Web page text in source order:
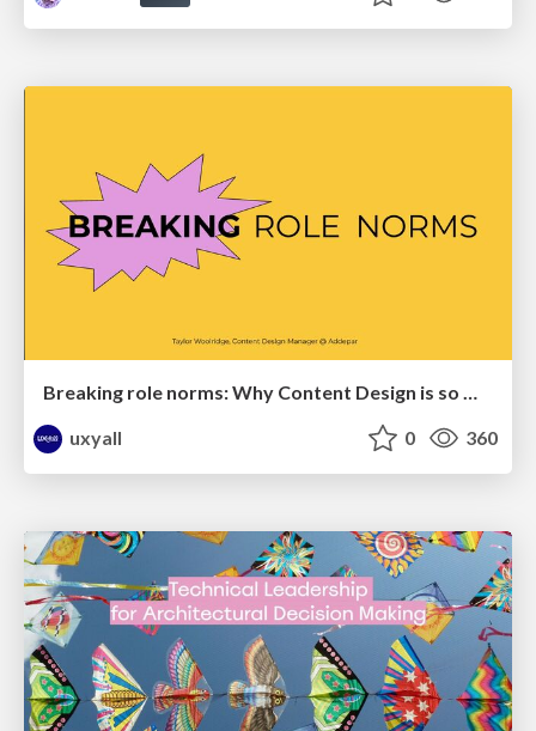
Breaking role norms: Why Content Design is so much more than writing copy - Taylor Woolridge
uxyall
0 360